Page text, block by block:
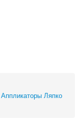
Аппликаторы Ляпко